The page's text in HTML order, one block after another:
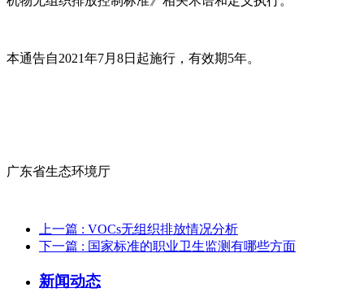
本通告自2021年7月8日起施行，有效期5年。
广东省生态环境厅
上一篇 : VOCs无组织排放情况分析
下一篇 : 国家标准的职业卫生监测有哪些方面
新闻动态